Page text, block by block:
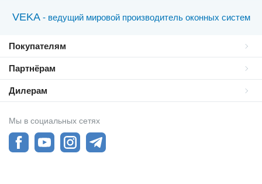
VEKA - ведущий мировой производитель оконных систем
Покупателям
Партнёрам
Дилерам
Мы в социальных сетях